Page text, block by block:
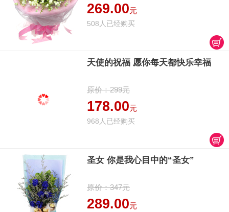
269.00元
508人已经购买
天使的祝福 愿你每天都快乐幸福
原价：299元
178.00元
968人已经购买
圣女 你是我心目中的“圣女”
原价：347元
289.00元